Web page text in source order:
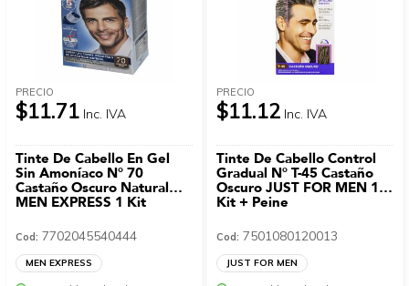
PRECIO
$11.71 Inc. IVA
Tinte De Cabello En Gel
Sin Amoníaco N° 70
Castaño Oscuro Natural
MEN EXPRESS 1 Kit
Cod: 7702045540444
MEN EXPRESS
PRECIO
$11.12 Inc. IVA
Tinte De Cabello Control
Gradual N° T-45 Castaño
Oscuro JUST FOR MEN 1
Kit + Peine
Cod: 7501080120013
JUST FOR MEN